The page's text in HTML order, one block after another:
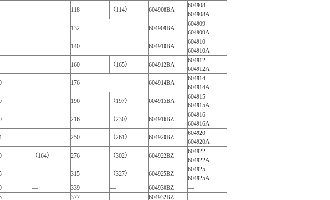
118 （114） 604908BA
604908
604908A
132 604909BA
604909
604909A
140 604910BA
604910
604910A
160 （165） 604912BA
604912
604912A
176 604914BA
604914
604914A
196 （197） 604915BA
604915
604915A
216 （230） 604916BZ
604916
604916A
250 （261） 604920BZ
604920
604920A
（164） 276 （302） 604922BZ
604922
604922A
315 （327） 604925BZ
604925
604925A
— 339 — 604930BZ
—
— 377 — 604932BZ —